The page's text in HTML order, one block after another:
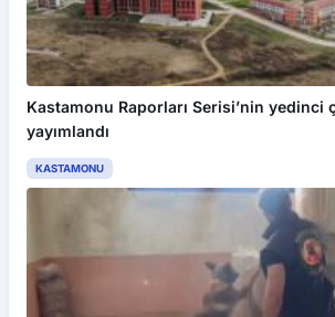
Karabük’te ormancılık yatırımları ve
Kastamonu Raporları Serisi’nin yedinci
yayımlandı
KASTAMONU
Kabul Et